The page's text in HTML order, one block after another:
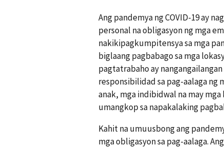
Ang pandemya ng COVID-19 ay
personal na obligasyon ng mga
nakikipagkumpitensya sa mga
biglaang pagbabago sa mga
pagtatrabaho ay
responsibilidad sa pag-aalaga ng
anak, mga indibidwal na may
umangkop sa napakalaking
Kahit na umuusbong ang
mga obligasyon sa pag-aalaga.